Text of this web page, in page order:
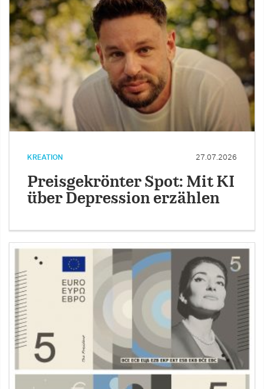
KREATION 27.07.2026
Preisgekrönter Spot: Mit KI
über Depression erzählen